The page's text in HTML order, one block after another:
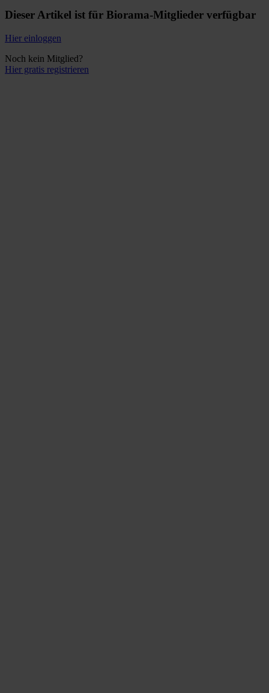
Dieser Artikel ist für Biorama-Mitglieder verfügbar
Hier einloggen
Noch kein Mitglied?
Hier gratis registrieren